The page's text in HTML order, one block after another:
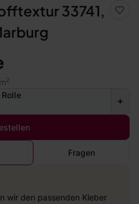
33741,
2
Rolle
Fragen
wir den passenden Kleber